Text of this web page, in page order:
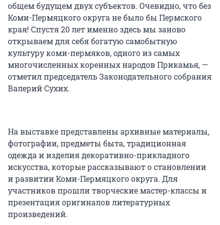
общем будущем двух субъектов. Очевидно, что без
Коми-Пермяцкого округа не было бы Пермского
края! Спустя 20 лет именно здесь мы заново
открываем для себя богатую самобытную
культуру коми-пермяков, одного из самых
многочисленных коренных народов Прикамья, —
отметил председатель Законодательного собрания
Валерий Сухих.
На выставке представлены архивные материалы,
фотографии, предметы быта, традиционная
одежда и изделия декоративно-прикладного
искусства, которые рассказывают о становлении
и развитии Коми-Пермяцкого округа. Для
участников прошли творческие мастер-классы и
презентация оригиналов литературных
произведений.